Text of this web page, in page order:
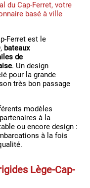
du Cap-Ferret, votre
basé à ville
Ferret est le
, bateaux
de
. Un design
pour la grande
très bon passage
modèles
à la
ou encore design :
à la fois
Lège-Cap-